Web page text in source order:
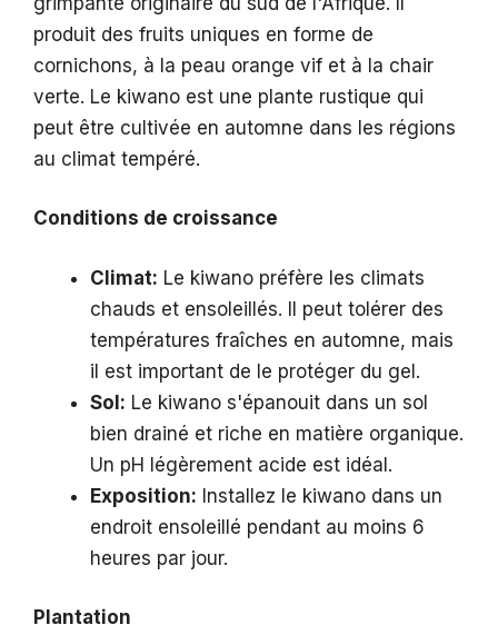
produit des fruits uniques en forme de
cornichons, à la peau orange vif et à la chair
verte. Le kiwano est une plante rustique qui
peut être cultivée en automne dans les régions
au climat tempéré.
Conditions de croissance
Climat: Le kiwano préfère les climats
chauds et ensoleillés. Il peut tolérer des
températures fraîches en automne, mais
il est important de le protéger du gel.
Sol: Le kiwano s'épanouit dans un sol
bien drainé et riche en matière organique.
Un pH légèrement acide est idéal.
Exposition: Installez le kiwano dans un
endroit ensoleillé pendant au moins 6
heures par jour.
Plantation